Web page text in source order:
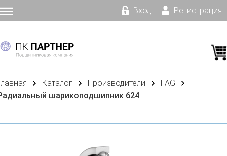
Вход Регистрация
Каталог Производители
FAG
шарикоподшипник 624